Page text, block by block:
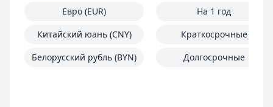
Евро (EUR)
Китайский юань (CNY)
Белорусский рубль (BYN)
На 1 год
Краткосрочные
Долгосрочные